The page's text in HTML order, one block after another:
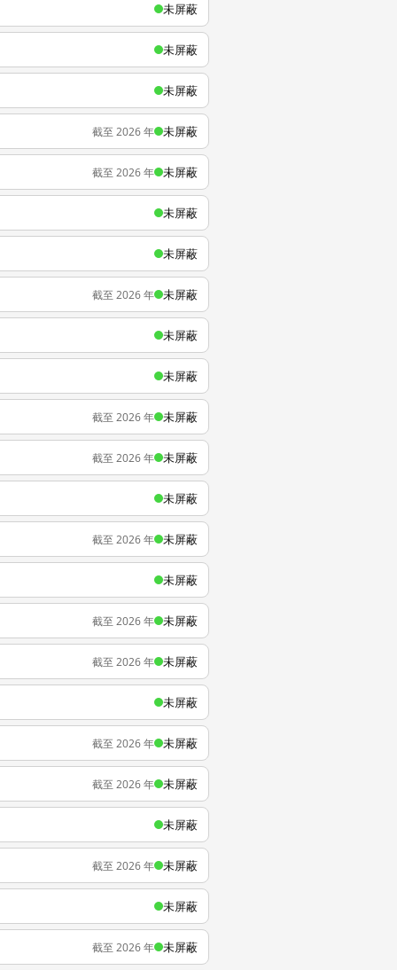
未屏蔽
未屏蔽
未屏蔽
截至 2026 年 未屏蔽
截至 2026 年 未屏蔽
未屏蔽
未屏蔽
截至 2026 年 未屏蔽
未屏蔽
未屏蔽
截至 2026 年 未屏蔽
截至 2026 年 未屏蔽
未屏蔽
截至 2026 年 未屏蔽
未屏蔽
截至 2026 年 未屏蔽
截至 2026 年 未屏蔽
未屏蔽
截至 2026 年 未屏蔽
截至 2026 年 未屏蔽
未屏蔽
截至 2026 年 未屏蔽
未屏蔽
截至 2026 年 未屏蔽